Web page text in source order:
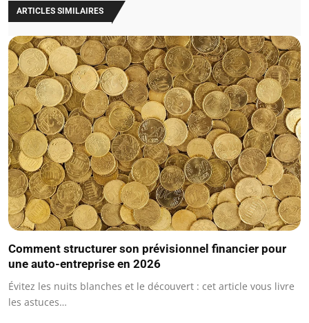
ARTICLES SIMILAIRES
Comment structurer son prévisionnel financier pour
une auto-entreprise en 2026
Évitez les nuits blanches et le découvert : cet article vous livre
les astuces…